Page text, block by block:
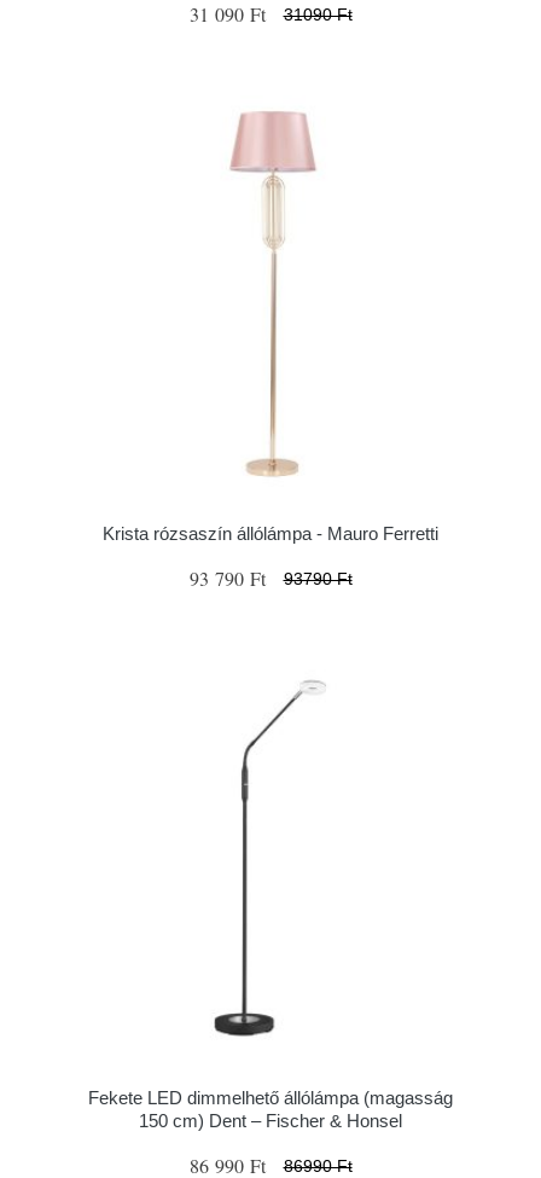
31 090 Ft 31090 Ft
Krista rózsaszín állólámpa - Mauro Ferretti
93 790 Ft 93790 Ft
Fekete LED dimmelhető állólámpa (magasság
150 cm) Dent – Fischer & Honsel
86 990 Ft 86990 Ft